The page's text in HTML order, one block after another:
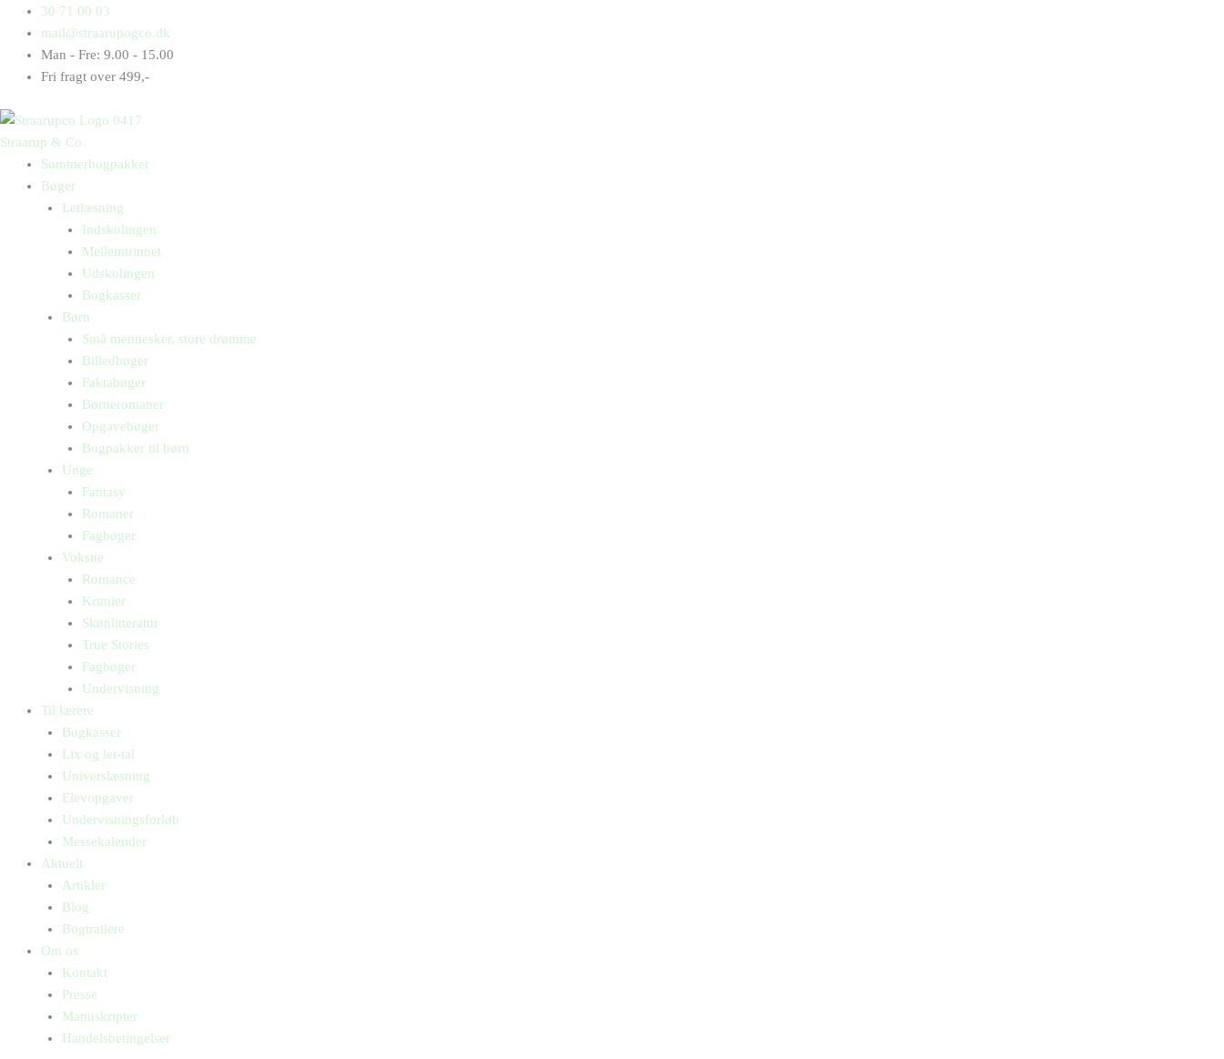
indholdet
30 71 00 03
mail@straarupogco.dk
Man - Fre: 9.00 - 15.00
Fri fragt over 499,-
Straarup & Co
Sommerbogpakker
Bøger
Letlæsning
Indskolingen
Mellemtrinnet
Udskolingen
Bogkasser
Børn
Små mennesker, store drømme
Billedbøger
Faktabøger
Børneromaner
Opgavebøger
Bogpakker til børn
Unge
Fantasy
Romaner
Fagbøger
Voksne
Romance
Krimier
Skønlitteratur
True Stories
Fagbøger
Undervisning
Til lærere
Bogkasser
Lix og let-tal
Universlæsning
Elevopgaver
Undervisningsforløb
Messekalender
Aktuelt
Artikler
Blog
Bogtrailere
Om os
Kontakt
Presse
Manuskripter
Handelsbetingelser
Products
search
Products
search
juleeventyr